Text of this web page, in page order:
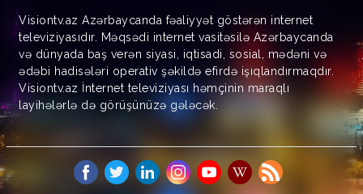
Visiontv.az Azərbaycanda fəaliyyət göstərən internet
televiziyasıdır. Məqsədi internet vasitəsilə Azərbaycanda
və dünyada baş verən siyasi, iqtisadi, sosial, mədəni və
ədəbi hadisələri operativ şəkildə efirdə işıqlandırmaqdır.
Visiontv.az İnternet televiziyası həmçinin maraqlı
layihələrlə də görüşünüzə gələcək.